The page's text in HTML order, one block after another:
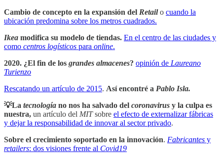
Cambio de concepto en la expansión del Retail o cuando la
ubicación predomina sobre los metros cuadrados.
Ikea modifica su modelo de tiendas. En el centro de las ciudades y
como centros logísticos para online.
2020. ¿El fin de los grandes almacenes? opinión de Laureano
Turienzo
Rescatando un artículo de 2015. Así encontré a Pablo Isla.
💡La tecnología no nos ha salvado del coronavirus y la culpa es
nuestra, un artículo del MITsobre el efecto de externalizar fábricas
y dejar la responsabilidad de innovar al sector privado.
Sobre el crecimiento soportado en la innovación. Fabricantes y
retailers: dos visiones frente al Covid19